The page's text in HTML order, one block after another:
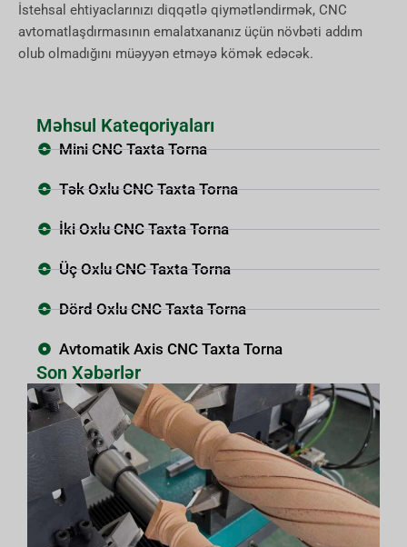
İstehsal ehtiyaclarınızı diqqətlə qiymətləndirmək, CNC
avtomatlaşdırmasının emalatxananız üçün növbəti addım
olub olmadığını müəyyən etməyə kömək edəcək.
Məhsul Kateqoriyaları
Mini CNC Taxta Torna
Tək Oxlu CNC Taxta Torna
İki Oxlu CNC Taxta Torna
Üç Oxlu CNC Taxta Torna
Dörd Oxlu CNC Taxta Torna
Avtomatik Axis CNC Taxta Torna
Son Xəbərlər